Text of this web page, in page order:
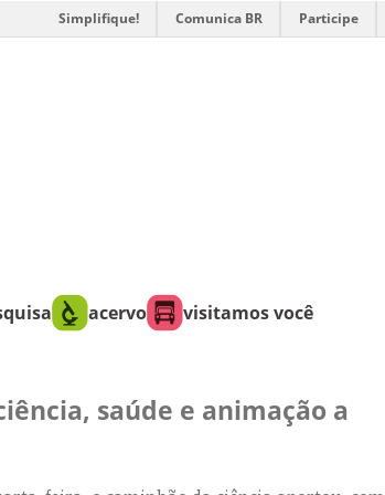
Simplifique! Comunica BR Participe
acervo visitamos você
saúde e animação a